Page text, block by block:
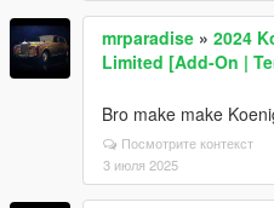
mrparadise » 2024
Limited [Add-On |
Bro make make
Посмотрите контекст
3 июля 2025